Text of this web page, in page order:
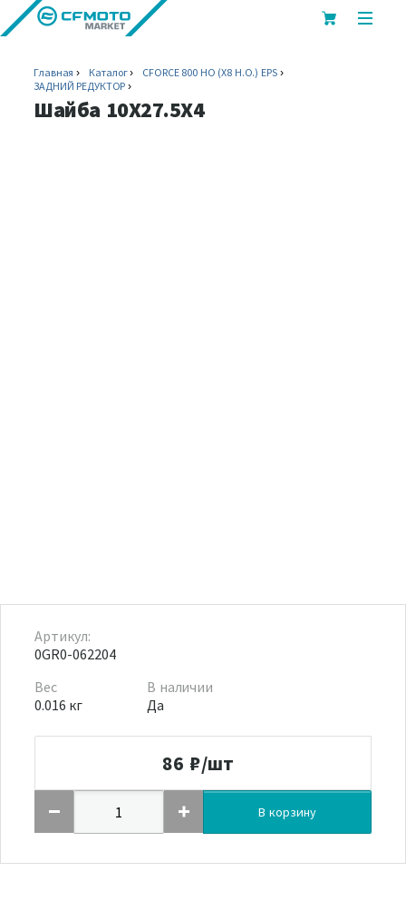
Главная Каталог
CFORCE 800 HO (X8 H.O.) EPS
ЗАДНИЙ РЕДУКТОР
Шайба 10X27.5X4
Артикул:
0GR0-062204
Вес
0.016 кг
В наличии
Да
86 ₽/шт
В корзину